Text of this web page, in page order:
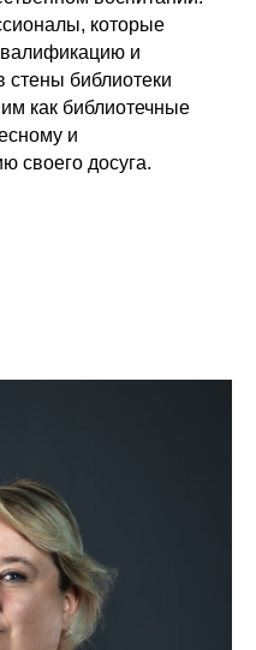
которые
и
стены библиотеки
как библиотечные
и
своего досуга.